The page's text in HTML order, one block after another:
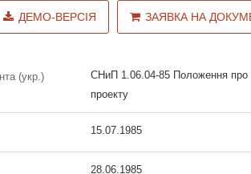
ДЕМО-ВЕРСІЯ ЗАЯВКА НА
(укр.)
СНиП 1.06.04-85 Положення про
проекту
15.07.1985
28.06.1985